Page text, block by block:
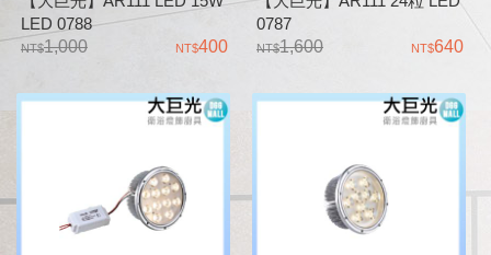
LED 0788
1,000
400
0787
1,600
640